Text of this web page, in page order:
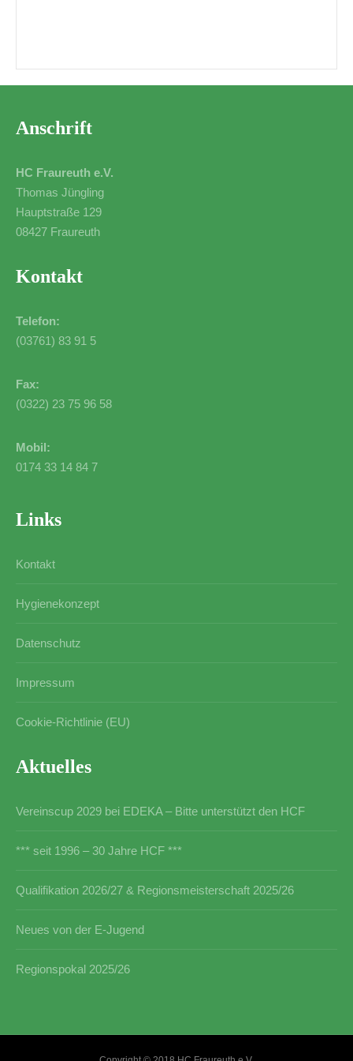
Anschrift
HC Fraureuth e.V.
Thomas Jüngling
Hauptstraße 129
08427 Fraureuth
Kontakt
Telefon:
(03761) 83 91 5
Fax:
(0322) 23 75 96 58
Mobil:
0174 33 14 84 7
Links
Kontakt
Hygienekonzept
Datenschutz
Impressum
Cookie-Richtlinie (EU)
Aktuelles
Vereinscup 2029 bei EDEKA – Bitte unterstützt den HCF
*** seit 1996 – 30 Jahre HCF ***
Qualifikation 2026/27 & Regionsmeisterschaft 2025/26
Neues von der E-Jugend
Regionspokal 2025/26